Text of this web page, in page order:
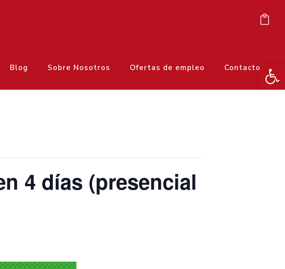
Blog Sobre Nosotros Ofertas de empleo Contacto
4 días (presencial